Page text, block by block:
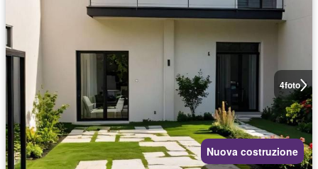
4foto
Nuova costruzione